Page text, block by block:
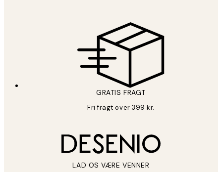
GRATIS FRAGT
Fri fragt over 399 kr.
LAD OS VÆRE VENNER